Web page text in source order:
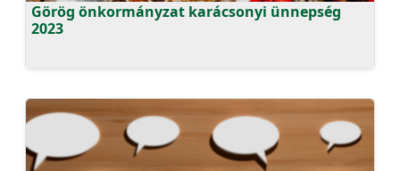
Görög önkormányzat karácsonyi ünnepség
2023